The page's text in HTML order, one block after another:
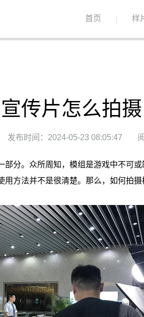
首页 样
传片怎么拍摄
发布时间：2024-05-23 08:05:47
分。众所周知，模组是游戏中不可
方法并不是很清楚。那么，如何拍